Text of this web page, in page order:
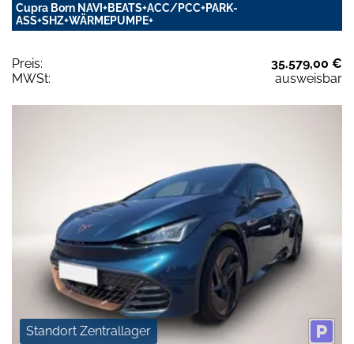
Cupra Born NAVI+BEATS+ACC/PCC+PARK-
ASS+SHZ+WÄRMEPUMPE+
Preis:
35.579,00 €
MWSt:
ausweisbar
Standort Zentrallager